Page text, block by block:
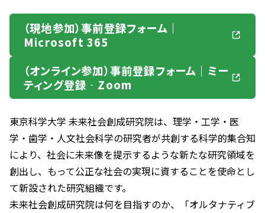
（現地参加）事前登録フォーム｜
Microsoft 365
（オンライン参加）事前登録フォーム｜ミー
ティング登録‐Zoom
東京科学大学 未来社会創成研究院は、理学・⼯学・医
学・⻭学・人文社会科学の研究者が共創する科学的集合知
により、社会に未来像を提⽰するような新たな研究領域を
創出し、もって公正な社会の実現に資することを使命とし
て新設された研究組織です。
未来社会創成研究院は何を目指すのか、「オルタナティブ